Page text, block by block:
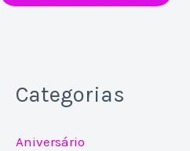
Categorias
Aniversário